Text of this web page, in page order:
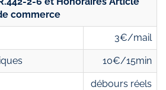
commerce
3€/mail
10€/15min
débours réels